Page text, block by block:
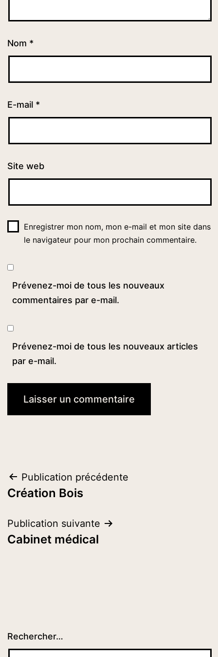
Nom *
E-mail *
Site web
Enregistrer mon nom, mon e-mail et mon site dans
le navigateur pour mon prochain commentaire.
Prévenez-moi de tous les nouveaux
commentaires par e-mail.
Prévenez-moi de tous les nouveaux articles
par e-mail.
Navigation
de
l’article
Publication précédente
Création Bois
Publication suivante
Cabinet médical
Rechercher…